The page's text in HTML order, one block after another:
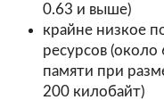
0.63 и выше)
крайне низкое
ресурсов (около
памяти при
200 килобайт)